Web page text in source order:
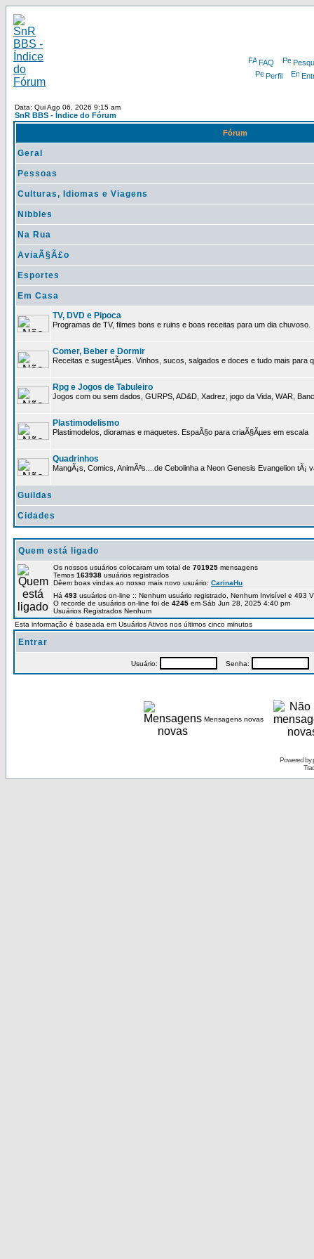
FAQ
Perfil
Data: Qui Ago 06, 2026 9:15 am
SnR BBS - Índice do Fórum
Fórum
Geral
Pessoas
Culturas, Idiomas e Viagens
Nibbles
Na Rua
AviaÃ§Ã£o
Esportes
Em Casa
TV, DVD e Pipoca
Programas de TV, filmes bons e ruins e boas receitas para um dia chuvoso.
Comer, Beber e Dormir
Receitas e sugestÃµes. Vinhos, sucos, salgados e doces e tudo mais para
Rpg e Jogos de Tabuleiro
Jogos com ou sem dados, GURPS, AD&D, Xadrez, jogo da Vida, WAR,
Plastimodelismo
Plastimodelos, dioramas e maquetes. EspaÃ§o para criaÃ§Ãµes em escala
Quadrinhos
MangÃ¡s, Comics, AnimÃªs....de Cebolinha a Neon Genesis Evangelion tÃ¡
Guildas
Cidades
Quem está ligado
Os nossos usuários colocaram um total de 701925 mensagens
Temos 163938 usuários registrados
Dêem boas vindas ao nosso mais novo usuário: CarinaHu
Há 493 usuários on-line :: Nenhum usuário registrado, Nenhum Invisível e 493
O recorde de usuários on-line foi de 4245 em Sáb Jun 28, 2025 4:40 pm
Usuários Registrados Nenhum
Esta informação é baseada em Usuários Ativos nos últimos cinco minutos
Entrar
Usuário: Senha:
Mensagens novas
Powered by